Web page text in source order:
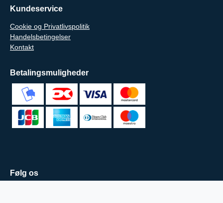
Kundeservice
Cookie og Privatlivspolitik
Handelsbetingelser
Kontakt
Betalingsmuligheder
Følg os